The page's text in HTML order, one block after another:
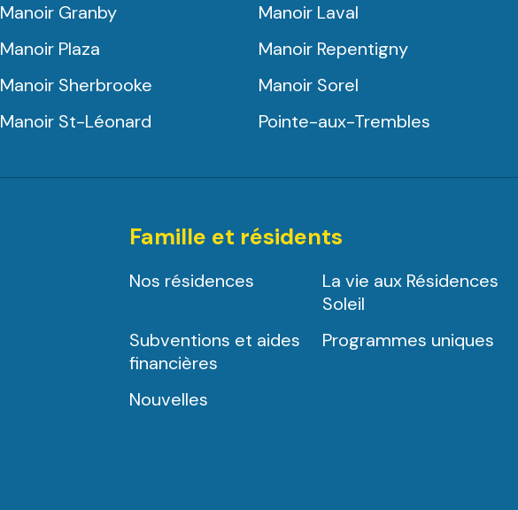
Manoir Granby
Manoir Laval
Manoir Plaza
Manoir Repentigny
Manoir Sherbrooke
Manoir Sorel
Manoir St-Léonard Pointe-aux-Trembles
Famille et résidents
Nos résidences
La vie aux Résidences
Soleil
Subventions et aides
financières
Programmes uniques
Nouvelles